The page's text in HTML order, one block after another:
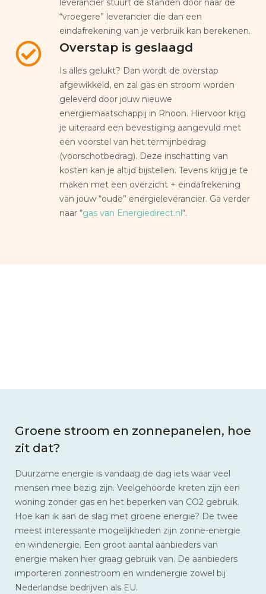
leverancier stuurt de standen door naar de
“vroegere” leverancier die dan een
eindafrekening van je verbruik kan berekenen.
Overstap is geslaagd
Is alles gelukt? Dan wordt de overstap
afgewikkeld, en zal gas en stroom worden
geleverd door jouw nieuwe
energiemaatschappij in Rhoon. Hiervoor krijg
je uiteraard een bevestiging aangevuld met
een voorstel van het termijnbedrag
(voorschotbedrag). Deze inschatting van
kosten kan je altijd bijstellen. Tevens krijg je te
maken met een overzicht + eindafrekening
van jouw “oude” energieleverancier. Ga verder
naar “gas van Energiedirect.nl“.
Groene stroom en zonnepanelen, hoe
zit dat?
Duurzame energie is vandaag de dag iets waar veel
mensen mee bezig zijn. Veelgehoorde kreten zijn een
woning zonder gas en het beperken van CO2 gebruik.
Hoe kan ik aan de slag met groene energie? De twee
meest interessante mogelijkheden zijn zonne-energie
en windenergie. Een groot aantal aanbieders van
energie maken hier graag gebruik van. De aanbieders
importeren zonnestroom en windenergie zowel bij
Nederlandse bedrijven als EU.